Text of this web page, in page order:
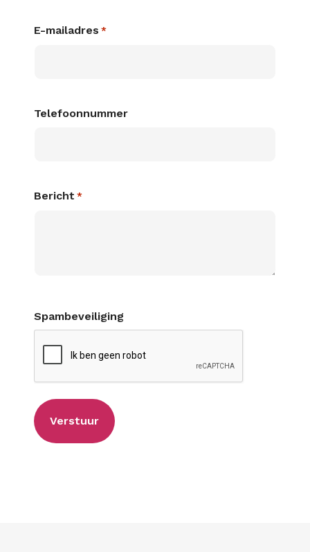
E-mailadres *
Telefoonnummer
Bericht *
Spambeveiliging